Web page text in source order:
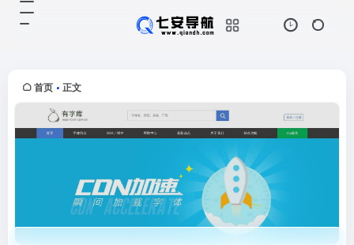
首页 • 正文